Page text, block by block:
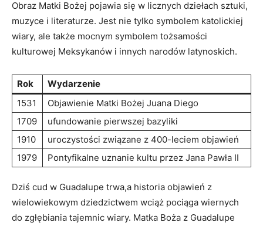
Obraz Matki Bożej pojawia się w licznych dziełach sztuki,
muzyce ‍i literaturze. Jest nie tylko symbolem katolickiej
wiary, ⁤ale także‍ mocnym symbolem tożsamości
kulturowej‍ Meksykanów i innych⁣ narodów latynoskich.
Rok
Wydarzenie
1531
Objawienie Matki Bożej ​Juana Diego
1709
ufundowanie pierwszej bazyliki
1910
uroczystości związane z 400-leciem objawień
1979
Pontyfikalne uznanie kultu przez‌ Jana Pawła II
Dziś cud w Guadalupe ​trwa,a historia objawień z⁤
wielowiekowym dziedzictwem ⁤wciąż pociąga wiernych
do zgłębiania tajemnic wiary. Matka Boża z Guadalupe